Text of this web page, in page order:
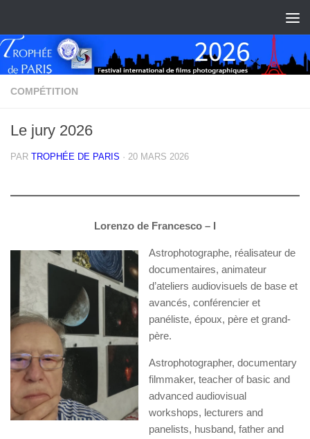
COMPÉTITION
Le jury 2026
PAR TROPHÉE DE PARIS · 20 MARS 2026
Lorenzo de Francesco – I
Astrophotographe, réalisateur de
documentaires, animateur
d’ateliers audiovisuels de base et
avancés, conférencier et
panéliste, époux, père et grand-
père.
Astrophotographer, documentary
filmmaker, teacher of basic and
advanced audiovisual
workshops, lecturers and
panelists, husband, father and